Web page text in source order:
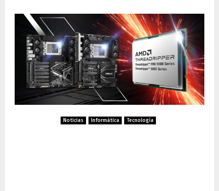
Noticias Informática Tecnología